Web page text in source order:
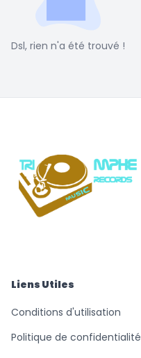
Dsl, rien n'a été trouvé !
Liens Utiles
Conditions d'utilisation
Politique de confidentialité